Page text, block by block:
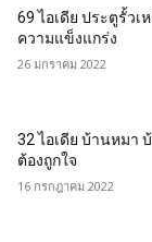
69 ไอเดีย ประตูรั้ว
ความแข็งแกร่ง
26 มกราคม 2022
32 ไอเดีย บ้านหมา
ต้องถูกใจ
16 กรกฎาคม 2022